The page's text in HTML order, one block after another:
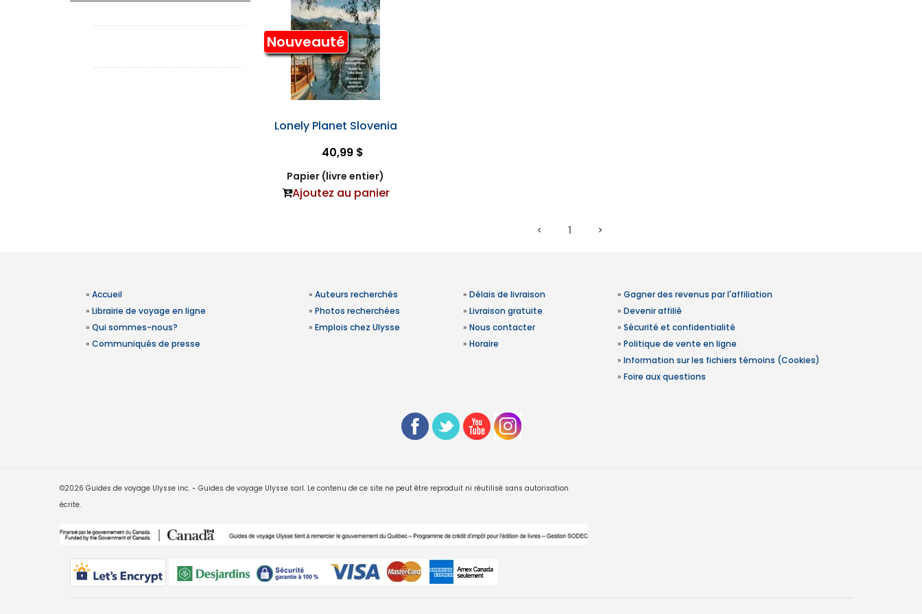
Nouveauté
Lonely Planet Slovenia
40,99 $
Papier (livre entier)
Ajoutez au panier
1
» Accueil
» Librairie de voyage en ligne
» Qui sommes-nous?
» Communiqués de presse
» Auteurs recherchés
» Photos recherchées
» Emplois chez Ulysse
» Délais de livraison
» Livraison gratuite
» Nous contacter
» Horaire
» Gagner des revenus par l'affiliation
» Devenir affilié
» Sécurité et confidentialité
» Politique de vente en ligne
» Information sur les fichiers témoins (Cookies)
» Foire aux questions
©2026 Guides de voyage Ulysse inc. - Guides de voyage Ulysse sarl. Le contenu de ce site ne peut être reproduit ni réutilisé sans autorisation
écrite.